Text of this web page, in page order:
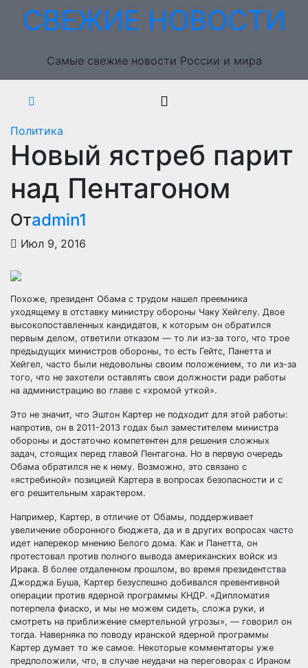
ПерейтиСВЕЖИЕ НОВОСТИ
Самые свежие новости России и мира
Политика
Новый ястреб парит
над Пентагоном
Отadmin1
Июл 9, 2016
Похоже, президент Обама с трудом нашел преемника
уходящему в отставку министру обороны Чаку Хейгелу. Двое
высокопоставленных кандидатов, к которым он обратился
первым делом, ответили отказом — то ли из-за того, что трое
предыдущих министров обороны, то есть Гейтс, Панетта и
Хейгел, часто были недовольны своим положением, то ли из-за
того, что не захотели оставлять свои должности ради работы
на администрацию во главе с «хромой уткой».
Это не значит, что Эштон Картер не подходит для этой работы:
напротив, он в 2011-2013 годах был заместителем министра
обороны и достаточно компетентен для решения сложных
задач, стоящих перед главой Пентагона. Но в первую очередь
Обама обратился не к нему. Возможно, это связано с
«ястребиной» позицией Картера в вопросах безопасности и с
его решительным характером.
Например, Картер, в отличие от Обамы, поддерживает
увеличение оборонного бюджета, да и в других вопросах часто
идет наперекор мнению Белого дома. Как и Панетта, он
протестовал против полного вывода американских войск из
Ирака. В более отдаленном прошлом, во время президентства
Джорджа Буша, Картер безуспешно добивался превентивной
операции против ядерной программы КНДР. «Дипломатия
потерпела фиаско, и мы не можем сидеть, сложа руки, и
смотреть на приближение смертельной угрозы», — говорил он
тогда. Наверняка по поводу иранской ядерной программы
Картер думает то же самое. Некоторые комментаторы уже
предположили, что, в случае неудачи на переговорах с Ираном